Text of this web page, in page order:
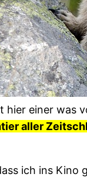
hier einer was
aller
ich ins Kino